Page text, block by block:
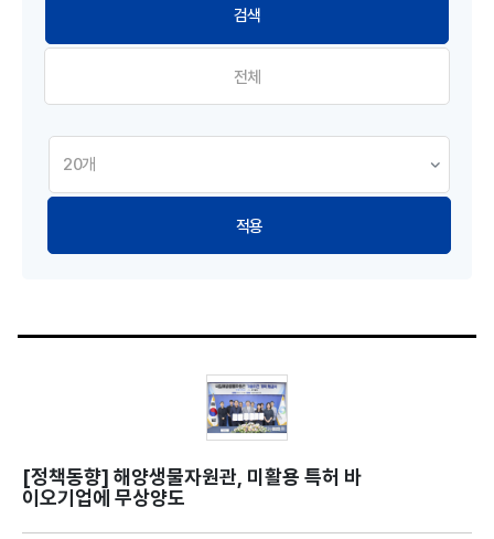
전체
적용
[정책동향]
이오기업에 무상양도